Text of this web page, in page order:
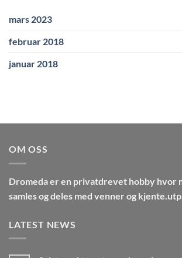
mars 2023
februar 2018
januar 2018
OM OSS
Dromedaer en privatdrevet hobby hvor
samles og deles med venner og
LATEST NEWS